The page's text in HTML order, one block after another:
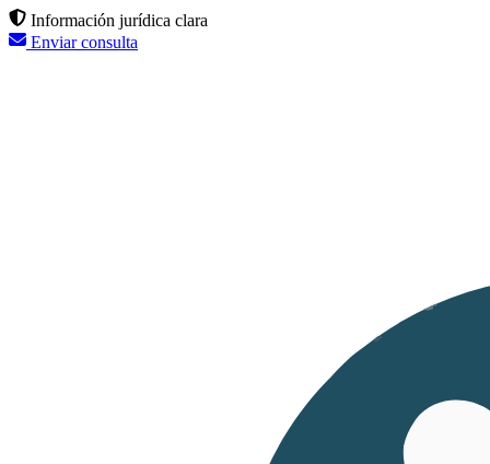
Información jurídica clara
Enviar consulta